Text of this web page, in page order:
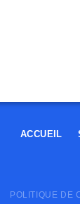
ACCUEIL
POLITIQUE DE